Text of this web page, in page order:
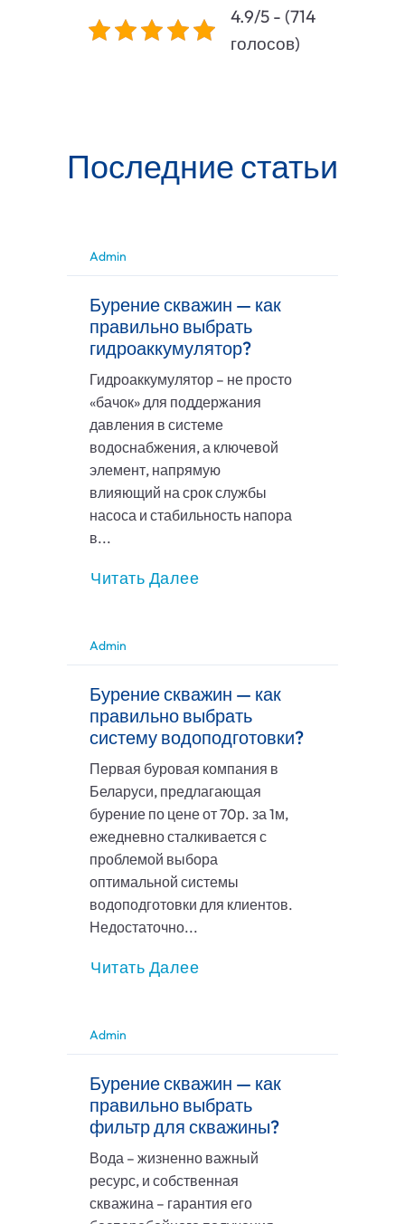
4.9/5 - (714
голосов)
Последние статьи
Admin
Бурение скважин — как
правильно выбрать
гидроаккумулятор?
Гидроаккумулятор – не просто
«бачок» для поддержания
давления в системе
водоснабжения, а ключевой
элемент, напрямую
влияющий на срок службы
насоса и стабильность напора
в...
Читать Далее
Admin
Бурение скважин — как
правильно выбрать
систему водоподготовки?
Первая буровая компания в
Беларуси, предлагающая
бурение по цене от 70р. за 1м,
ежедневно сталкивается с
проблемой выбора
оптимальной системы
водоподготовки для клиентов.
Недостаточно...
Читать Далее
Admin
Бурение скважин — как
правильно выбрать
фильтр для скважины?
Вода – жизненно важный
ресурс, и собственная
скважина – гарантия его